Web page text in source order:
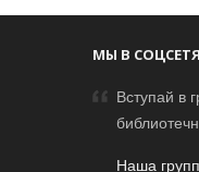
МЫ В
Вступай в
Наша